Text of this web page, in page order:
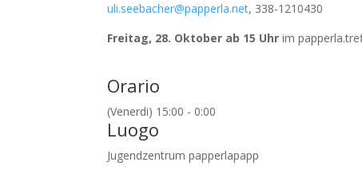
uli.seebacher@papperla.net, 338-1210430
Freitag, 28. Oktober ab 15 Uhr im
Orario
(Venerdi) 15:00 - 0:00
Luogo
Jugendzentrum papperlapapp